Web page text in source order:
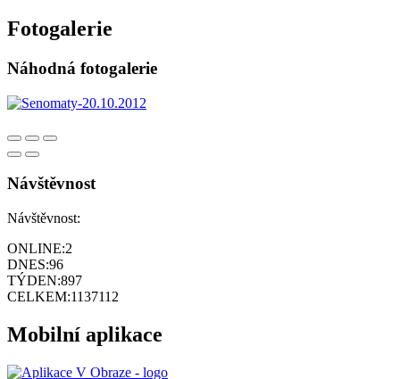
Fotogalerie
Náhodná fotogalerie
Návštěvnost
Návštěvnost:
ONLINE:2
DNES:96
TÝDEN:897
CELKEM:1137112
Mobilní aplikace